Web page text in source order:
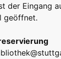
der Eingang
geöffnet.